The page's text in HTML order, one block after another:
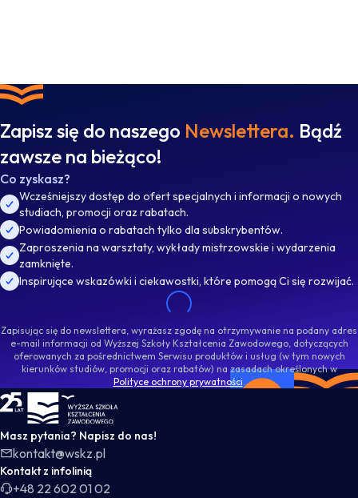
Zapisz się do naszego Newslettera. Bądź
zawsze na bieżąco!
Co zyskasz?
Wcześniejszy dostęp do ofert specjalnych i informacji o nowych
studiach, promocji oraz rabatach.
Powiadomienia o rabatach tylko dla subskrybentów.
Zaproszenia na warsztaty, wykłady mistrzowskie i wydarzenia
zamknięte.
Inspirujące wskazówki i ciekawostki, które pomogą Ci się rozwijać.
Zapisując się do newslettera, wyrażasz zgodę na otrzymywanie na podany adres
e-mail informacji od Wyższej Szkoły Kształcenia Zawodowego, dotyczących
oferowanych za pośrednictwem Serwisu produktów i usług (w tym nowych
kierunków studiów, promocji oraz rabatów) na zasadach określonych w
Polityce ochrony prywatności.
WSKZ - strona główna
Masz pytania? Napisz do nas!
kontakt@wskz.pl
Kontakt z infolinią
+48 22 602 01 02